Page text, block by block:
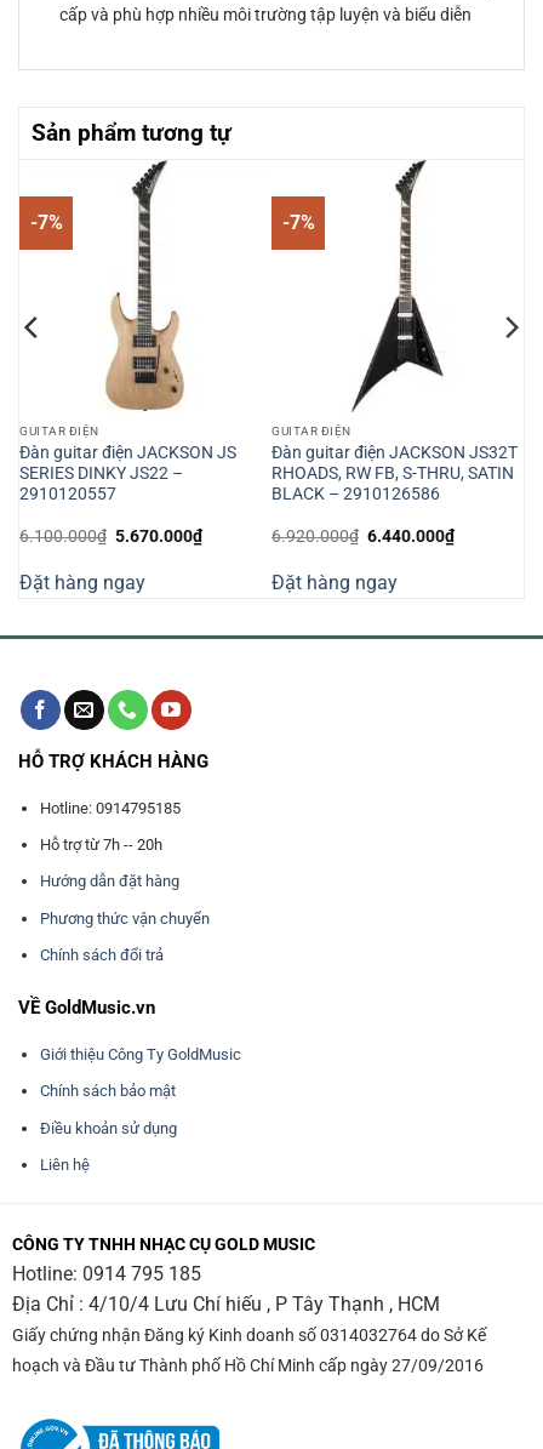
cấp và phù hợp nhiều môi trường tập luyện và biểu diễn
Sản phẩm tương tự
-7%
GUITAR ĐIỆN
Đàn guitar điện JACKSON JS
SERIES DINKY JS22 –
2910120557
6.100.000₫ Giá
6.100.000₫.
5.670.000₫Giá
hiện
5.670.000₫.
Đặt hàng ngay
-7%
GUITAR ĐIỆN
Đàn guitar điện JACKSON JS32T
RHOADS, RW FB, S-THRU, SATIN
BLACK – 2910126586
6.920.000₫ Giá
6.920.000₫.
6.440.000₫Giá
hiện
Đặt hàng ngay
HỖ TRỢ KHÁCH HÀNG
Hotline: 0914795185
Hỗ trợ từ 7h -- 20h
Hướng dẫn đặt hàng
Phương thức vận chuyển
Chính sách đổi trả
VỀ GoldMusic.vn
Giới thiệu Công Ty GoldMusic
Chính sách bảo mật
Điều khoản sử dụng
Liên hệ
CÔNG TY TNHH NHẠC CỤ GOLD MUSIC
Hotline: 0914 795 185
Địa Chỉ : 4/10/4 Lưu Chí hiếu , P Tây Thạnh , HCM
Giấy chứng nhận Đăng ký Kinh doanh số 0314032764 do Sở Kế
hoạch và Đầu tư Thành phố Hồ Chí Minh cấp ngày 27/09/2016